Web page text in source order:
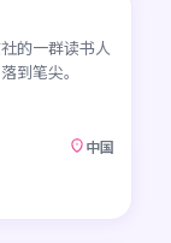
的一群读书人
到笔尖。
中国